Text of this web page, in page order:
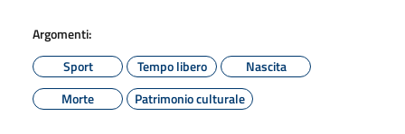
Argomenti:
Sport
Tempo libero
Nascita
Morte
Patrimonio culturale